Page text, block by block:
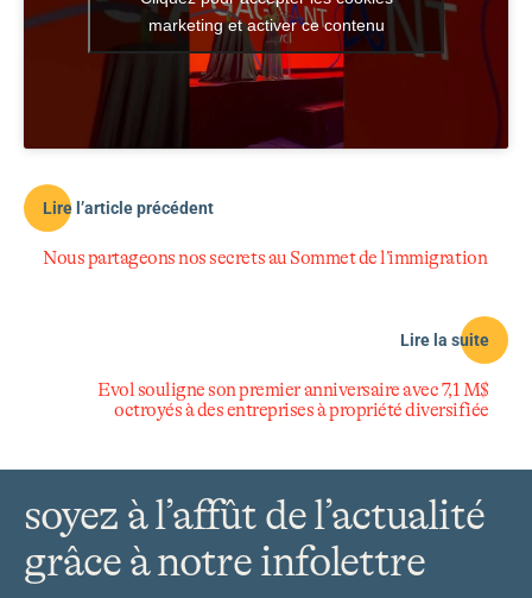
marketing et activer ce contenu
Lire l’article précédent
Nous partageons nos secrets au Sommet de l’immigration
Lire la suite
Evol souligne son premier anniversaire avec 7,1 M$
octroyés à des entreprises à propriété diversifiée
soyez à l’affût de l’actualité
grâce à notre infolettre